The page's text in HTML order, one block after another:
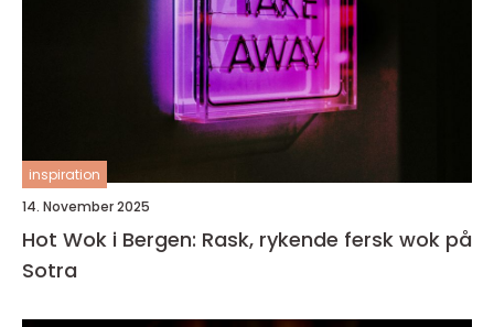
inspiration
14. November 2025
Hot Wok i Bergen: Rask, rykende fersk wok på
Sotra